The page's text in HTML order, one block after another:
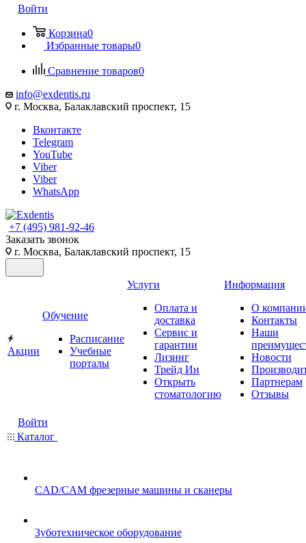
Войти
Корзина0
Избранные товары0
Сравнение товаров0
info@exdentis.ru
г. Москва, Балаклавский проспект, 15
Вконтакте
Telegram
YouTube
Viber
Viber
WhatsApp
+7 (495) 981-92-46
Заказать звонок
г. Москва, Балаклавский проспект, 15
Акции
Обучение
Расписание
Учебные
порталы
Услуги
Оплата и
доставка
Сервис и
гарантии
Лизинг
Трейд Ин
Открыть
стоматологию
Информация
О
Контакты
Наши
Новости
Партнерам
Отзывы
Войти
Каталог
CAD/CAM фрезерные машины и сканеры
Зуботехническое оборудование